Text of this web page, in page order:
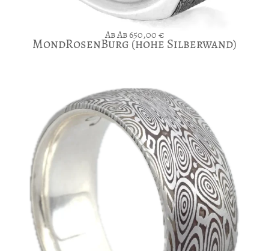
Ab650,00€
MondRosenBurg (hohe Silberwand)